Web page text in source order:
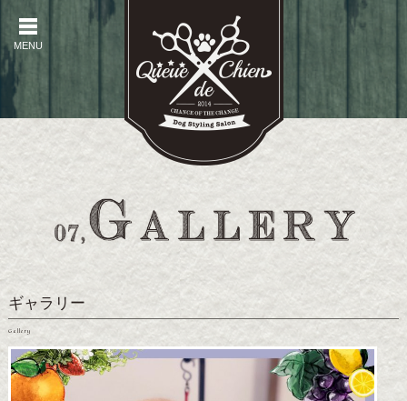
MENU
ギャラリー
Gallery